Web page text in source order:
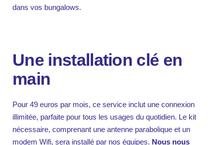
Follow Us
dans vos bungalows.
Une installation clé en
main
Pour 49 euros par mois, ce service inclut une connexion
illimitée, parfaite pour tous les usages du quotidien. Le kit
nécessaire, comprenant une antenne parabolique et un
modem Wifi, sera installé par nos équipes. Nous nous